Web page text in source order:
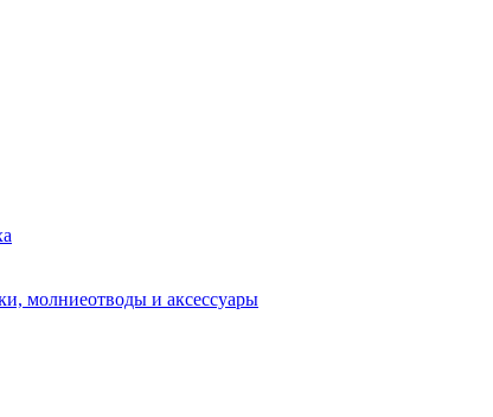
молниеотводы и аксессуары